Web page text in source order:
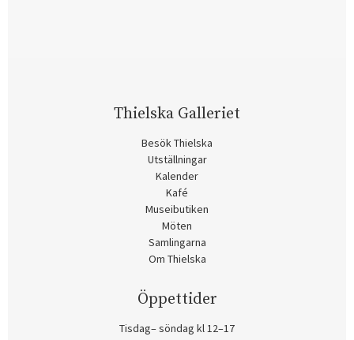
Thielska Galleriet
Besök Thielska
Utställningar
Kalender
Kafé
Museibutiken
Möten
Samlingarna
Om Thielska
Öppettider
Tisdag– söndag kl 12–17